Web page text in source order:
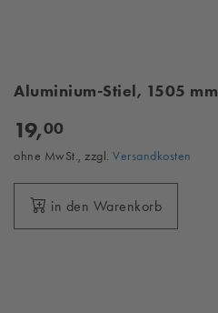
Aluminium-Stiel, 1505 mm
19,00
ohne MwSt., zzgl. Versandkosten
in den Warenkorb